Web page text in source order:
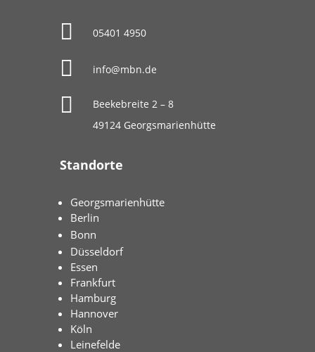
 05401 4950
 info@mbn.de

Beekebreite 2 – 8
49124 Georgsmarienhütte
Standorte
Georgsmarienhütte
Berlin
Bonn
Düsseldorf
Essen
Frankfurt
Hamburg
Hannover
Köln
Leinefelde